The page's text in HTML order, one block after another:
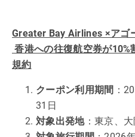
Greater Bay Airlines ×アゴ
香港への往復航空券が10%
規約
クーポン利用期間 ：
31日
対象出発地：東京、